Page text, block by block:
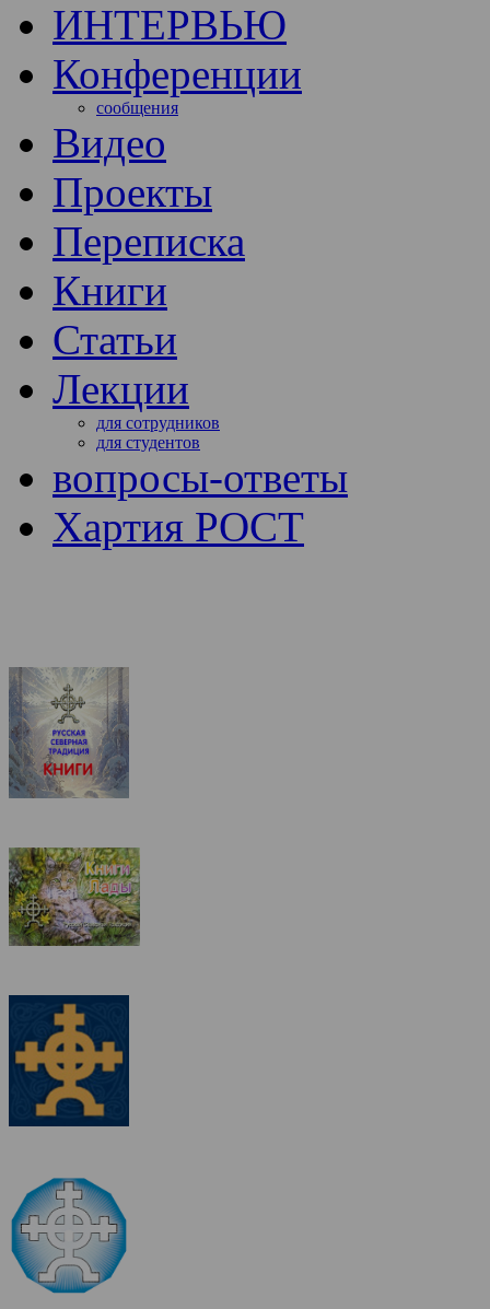
ИНТЕРВЬЮ
Конференции
сообщения
Видео
Проекты
Переписка
Книги
Статьи
Лекции
для сотрудников
для студентов
вопросы-ответы
Хартия РОСТ